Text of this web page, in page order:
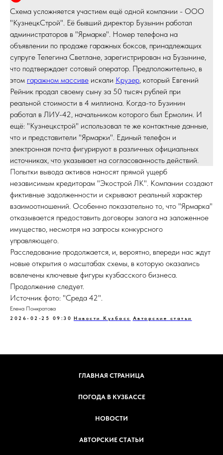
Схема усложняется участием ещё одной компании - ООО
"КузнецкСтрой". Её бывший директор Бузынин работал
администраторов в "Ярмарке". Номер телефона на
объявлении по продаже гаражных боксов, принадлежащих
супруге Телегина Светлане, зарегистрирован на Бузынине,
что подтверждает сотовый оператор. Предположительно, в
этом гаражном массиве искали Крузер, который Евгений
Рейник продал своему сыну за 50 тысяч рублей при
реальной стоимости в 4 миллиона. Когда-то Бузинин
работал в ЛИУ-42, начальником которого был Ермолин. И
ещё: "Кузнецкстрой" использовал те же контактные данные,
что и представители "Ярмарки". Единый телефон и
электронная почта фигурируют в различных официальных
источниках, что указывает на согласованность действий.
Попытки вывода активов наносят прямой ущерб
независимым кредиторам "Экострой ЛК". Компании создают
фиктивные задолженности и скрывают реальный характер
взаимоотношений. Особенно показательно то, что "Ярмарка"
отказывается предоставить договоры залога на заложенное
имущество, несмотря на запросы конкурсного
управляющего.
Расследование продолжается, и, вероятно, впереди нас ждут
новые открытия о масштабах схемы, в которую оказались
вовлечены ключевые фигуры кузбасского бизнеса.
Продолжение следует.
Источник фото: "Среда 42".
Елена Понкратова
2026-02-25 09:30 Новости Кузбасс Авторские статьи
ГЛАВНАЯ СТРАНИЦА
ПОГОДА В КУЗБАССЕ
НОВОСТИ
АВТОРСКИЕ СТАТЬИ